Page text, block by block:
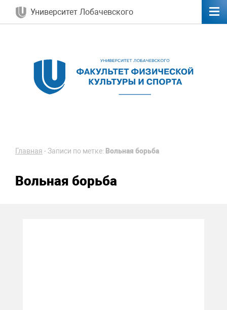
Университет Лобачевского
Главная -Записи по метке: Вольная борьба
Вольная борьба